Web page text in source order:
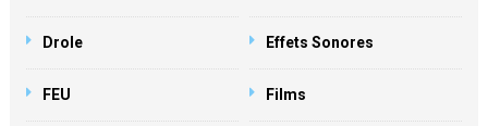
Drole Effets Sonores
FEU Films